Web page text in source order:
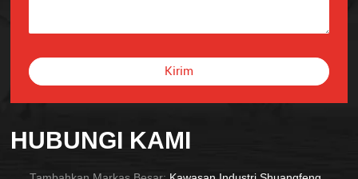
HUBUNGI KAMI
Kirim